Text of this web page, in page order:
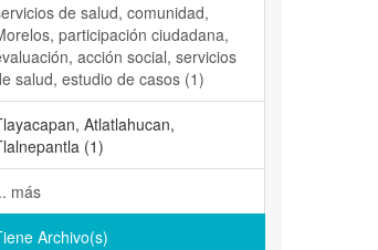
de salud, comunidad,
participación ciudadana,
acción social, servicios
salud, estudio de casos (1)
Atlatlahucan,
(1)
más
Archivo(s)